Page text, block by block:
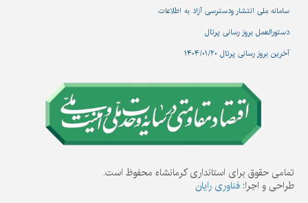
سامانه ملی انتشار و‌دسترسی آزاد به اطلاعات
دستورالعمل بروز رسانی پرتال
آخرین بروز رسانی پرتال ۱۴۰۴/۰۱/۲۰
تمامی حقوق برای استانداری کرمانشاه محفوظ است.
طراحی و اجرا: فناوری رایان